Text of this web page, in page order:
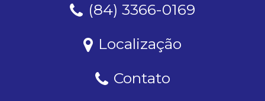
(84) 3366-0169
Localização
Contato